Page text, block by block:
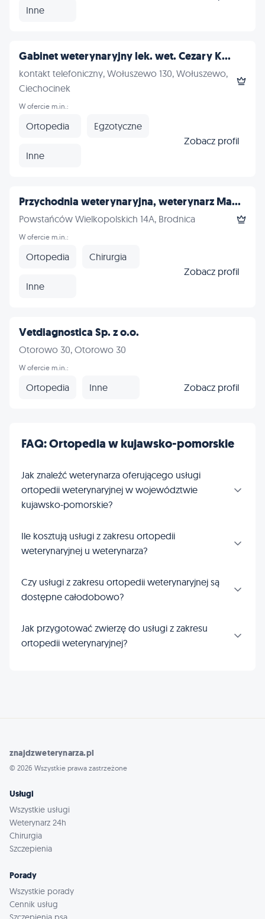
Inne
Gabinet weterynaryjny lek. wet. Cezary K...
kontakt telefoniczny, Wołuszewo 130, Wołuszewo,
Ciechocinek
W ofercie m.in.:
Ortopedia Egzotyczne
Inne
Zobacz profil
Przychodnia weterynaryjna, weterynarz Ma...
Powstańców Wielkopolskich 14A, Brodnica
W ofercie m.in.:
Ortopedia Chirurgia
Inne
Zobacz profil
Vetdiagnostica Sp. z o.o.
Otorowo 30, Otorowo 30
W ofercie m.in.:
Ortopedia Inne Zobacz profil
FAQ: Ortopedia w kujawsko-pomorskie
Jak znaleźć weterynarza oferującego usługi
ortopedii weterynaryjnej w województwie
kujawsko-pomorskie?
Ile kosztują usługi z zakresu ortopedii
weterynaryjnej u weterynarza?
Czy usługi z zakresu ortopedii weterynaryjnej są
dostępne całodobowo?
Jak przygotować zwierzę do usługi z zakresu
ortopedii weterynaryjnej?
znajdzweterynarza.pl
© 2026 Wszystkie prawa zastrzeżone
Usługi
Wszystkie usługi
Weterynarz 24h
Chirurgia
Szczepienia
Porady
Wszystkie porady
Cennik usług